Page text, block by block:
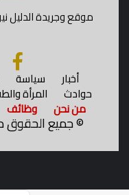
موقع وجريدة الدليل
أخبار سياسة
حوادث المرأة
من نحن وظائف
©جميع الحقوق